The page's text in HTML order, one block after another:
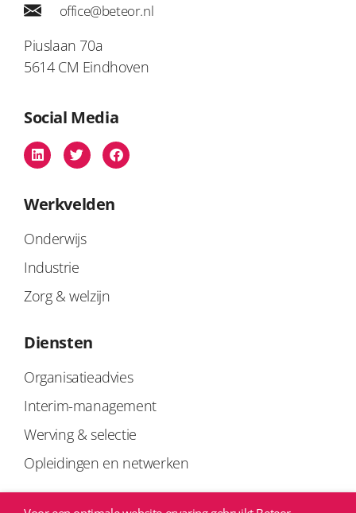
office@beteor.nl
Piuslaan 70a
5614 CM Eindhoven
Social Media
Werkvelden
Onderwijs
Industrie
Zorg & welzijn
Diensten
Organisatieadvies
Interim-management
Werving & selectie
Opleidingen en netwerken